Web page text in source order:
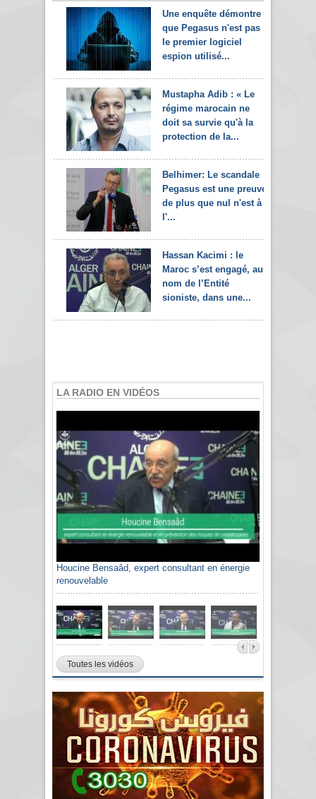
Une enquête démontre
que Pegasus n'est pas
le premier logiciel
espion utilisé...
Mustapha Adib : « Le
régime marocain ne
doit sa survie qu'à la
protection de la...
Belhimer: Le scandale
Pegasus est une preuve
de plus que nul n'est à
l'...
Hassan Kacimi : le
Maroc s’est engagé, au
nom de l’Entité
sioniste, dans une...
LA RADIO EN VIDÉOS
Houcine Bensaâd, expert consultant en énergie
renouvelable
Sami Agli, président de la Confédération
algérienne du patronat citoyen CAPC
Toutes les vidéos